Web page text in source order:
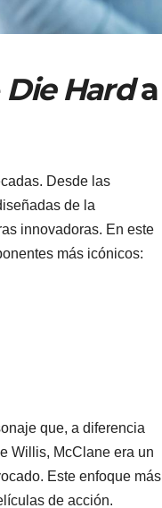
Die Harda
Desde las
de la
innovadoras. En este
más icónicos:
que, a diferencia
Willis, McClane era un
Este enfoque más
de acción.